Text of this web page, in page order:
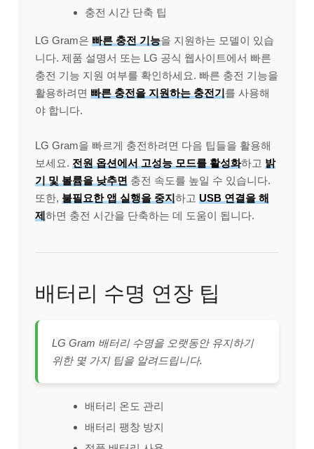
충전 시간 단축 팁
LG Gram은 빠른 충전 기능을 지원하는 모델이 있습
니다. 제품 설명서 또는 LG 공식 웹사이트에서 빠른
충전 기능 지원 여부를 확인하세요. 빠른 충전 기능을
활용하려면 빠른 충전을 지원하는 충전기를 사용해
야 합니다.
LG Gram을 빠르게 충전하려면 다음 팁들을 활용해
보세요. 전원 옵션에서 고성능 모드를 활성화하고 밝
기 및 볼륨을 낮추면 충전 속도를 높일 수 있습니다.
또한, 불필요한 앱 실행을 중지하고 USB 연결을 해
제하면 충전 시간을 단축하는 데 도움이 됩니다.
배터리 수명 연장 팁
LG Gram 배터리 수명을 오랫동안 유지하기
위한 몇 가지 팁을 알려드립니다.
배터리 온도 관리
배터리 팽창 방지